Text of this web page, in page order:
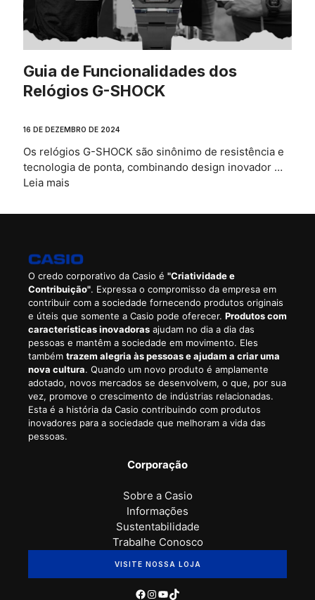
Guia de Funcionalidades dos
Relógios G-SHOCK
16 DE DEZEMBRO DE 2024
Os relógios G-SHOCK são sinônimo de resistência e
tecnologia de ponta, combinando design inovador …
Leia mais
O credo corporativo da Casio é "Criatividade e
Contribuição". Expressa o compromisso da empresa em
contribuir com a sociedade fornecendo produtos originais
e úteis que somente a Casio pode oferecer. Produtos com
características inovadoras ajudam no dia a dia das
pessoas e mantêm a sociedade em movimento. Eles
também trazem alegria às pessoas e ajudam a criar uma
nova cultura. Quando um novo produto é amplamente
adotado, novos mercados se desenvolvem, o que, por sua
vez, promove o crescimento de indústrias relacionadas.
Esta é a história da Casio contribuindo com produtos
inovadores para a sociedade que melhoram a vida das
pessoas.
Corporação
Sobre a Casio
Informações
Sustentabilidade
Trabalhe Conosco
VISITE NOSSA LOJA
Facebook
Instagram
Youtube
TikTok